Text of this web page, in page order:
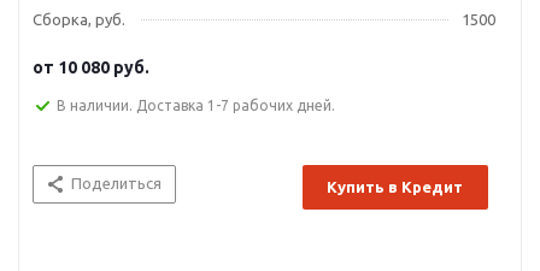
Сборка, руб.
1500
от 10 080 руб.
В наличии. Доставка 1-7 рабочих дней.
Поделиться Купить в Кредит